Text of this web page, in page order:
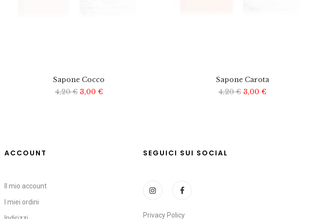
Sapone Cocco
4,20€ 3,00 €
Sapone Carota
4,20€ 3,00 €
ACCOUNT
Il mio account
I miei ordini
SEGUICI SUI SOCIAL
Privacy Policy